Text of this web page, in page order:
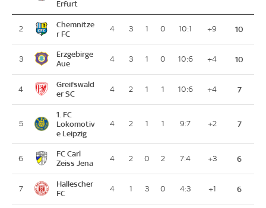
Erfurt
2
Chemnitze
r FC
4 3 1 0 10:1 +9 10
3
Erzgebirge
Aue
4 3 1 0 10:6 +4 10
4
Greifswald
er SC
4 2 1 1 10:6 +4 7
5
1. FC
Lokomotiv
e Leipzig
4 2 1 1 9:7 +2 7
6
FC Carl
Zeiss Jena
4 2 0 2 7:4 +3 6
7
Hallescher
FC
4 1 3 0 4:3 +1 6